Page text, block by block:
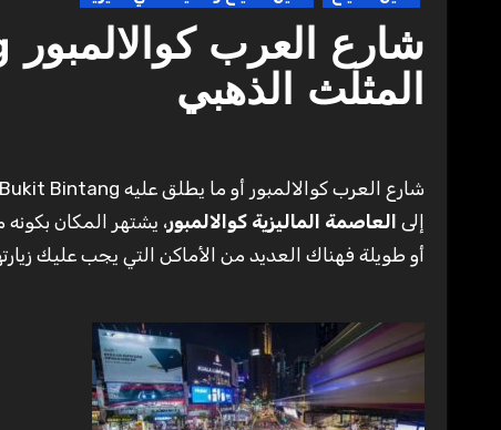
المثلث الذهبي
شارع العرب كوالالمبور أو ما يطلق عليه Bukit Bintang باللغة الأنجليزية هو من أهم الأماكن التي تجذب العديد من السياح
إلى العاصمة الماليزية كوالالمبور، يشتهر المكان
أو طويلة فهناك العديد من الأماكن التي يجب عليك